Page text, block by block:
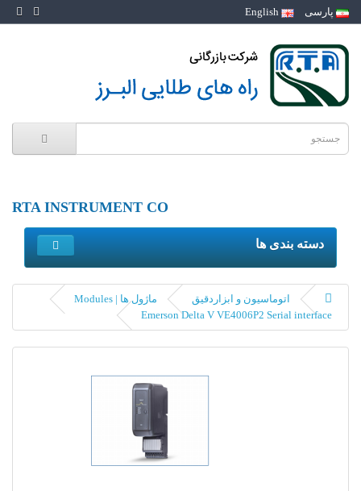
پارسی
RTA INSTRUMENT CO
دسته بندی ها
اتوماسیون و ابزاردقیق
ماژول ها | Modules
Emerson Delta V VE4006P2 Serial interface